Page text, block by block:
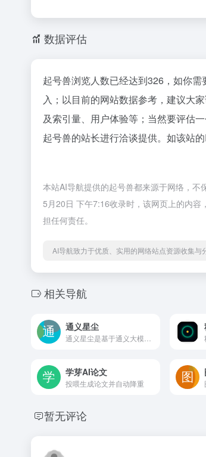
数据评估
起号兽浏览人数已经达到326，如你
入；以目前的网站数据参考，建议大
及索引量、用户体验等；当然要评估
起号兽的站长进行洽谈提供。如该站
本站AI导航提供的起号兽都来源于网络，
5月20日 下午7:16收录时，该网页上的内
担任何责任。
AI导航致力于优质、实用的网络站点资源收集与
相关导航
通义星尘
学芽AI论文
投喂生成论文并自动降重
暂无评论